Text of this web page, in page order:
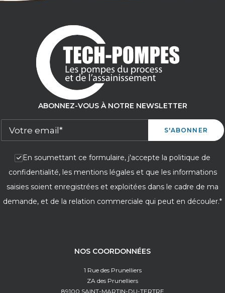
ABONNEZ-VOUS À NOTRE NEWSLETTER
En soumettant ce formulaire, j'accepte la politique de
confidentialité, les mentions légales et que les informations
saisies soient enregistrées et exploitées dans le cadre de ma
demande, et de la relation commerciale qui peut en découler.*
NOS COORDONNÉES
1 Rue des Prunelliers
ZA des Prunelliers
89100 SAINT-MARTIN-DU-TERTRE